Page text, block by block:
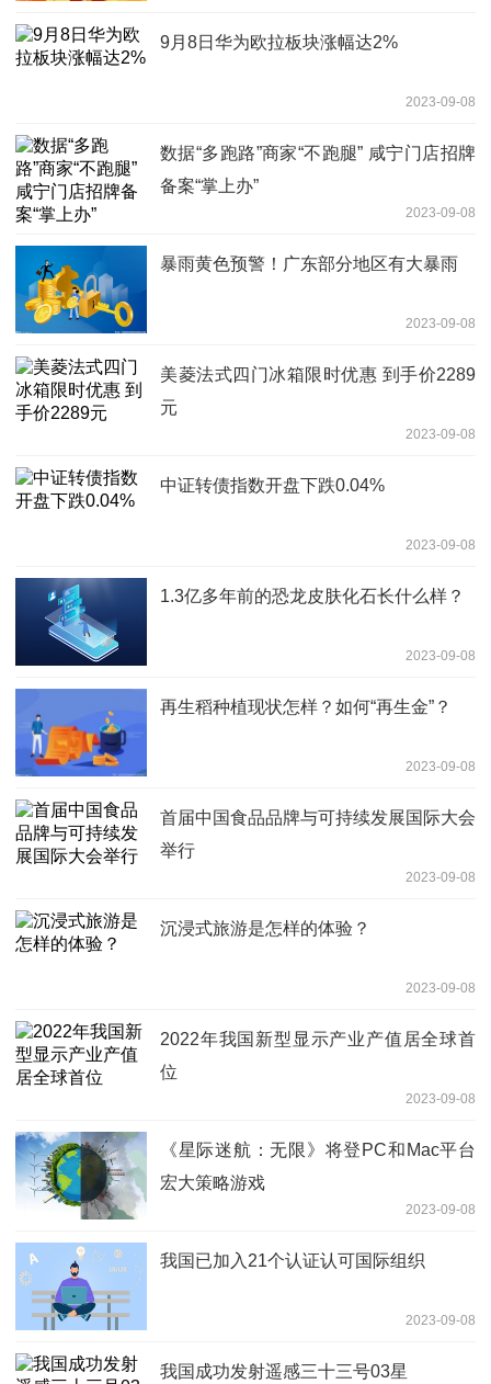
9月8日华为欧拉板块涨幅达2%
2023-09-08
数据“多跑路”商家“不跑腿” 咸宁门店招牌
备案“掌上办”
2023-09-08
暴雨黄色预警！广东部分地区有大暴雨
2023-09-08
美菱法式四门冰箱限时优惠 到手价2289
元
2023-09-08
中证转债指数开盘下跌0.04%
2023-09-08
1.3亿多年前的恐龙皮肤化石长什么样？
2023-09-08
再生稻种植现状怎样？如何“再生金”？
2023-09-08
首届中国食品品牌与可持续发展国际大会
举行
2023-09-08
沉浸式旅游是怎样的体验？
2023-09-08
2022年我国新型显示产业产值居全球首
位
2023-09-08
《星际迷航：无限》将登PC和Mac平台
宏大策略游戏
2023-09-08
我国已加入21个认证认可国际组织
2023-09-08
我国成功发射遥感三十三号03星